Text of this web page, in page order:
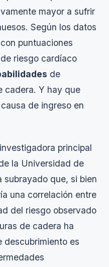
mayor a sufrir
Según los datos
puntuaciones
riesgo cardíaco
de
cadera. Y hay que
de ingreso en
principal
la Universidad de
subrayado que, si bien
una correlación entre
del riesgo observado
de cadera ha
descubrimiento es